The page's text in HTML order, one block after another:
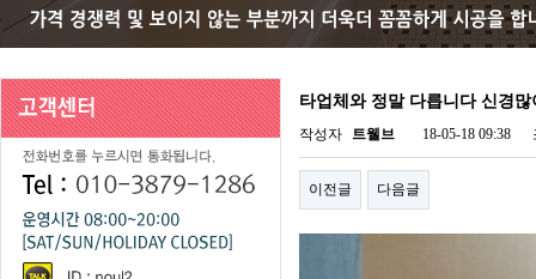
타업체와 정말 다릅니다 신경
작성자 트웰브 18-05-18 09:38
이전글 다음글